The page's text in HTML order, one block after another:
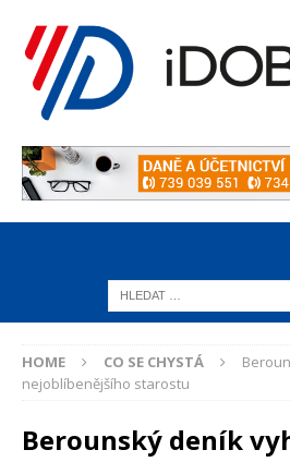
HOME CO SE CHYSTÁ
nejoblíbenějšího starostu
Berounský deník